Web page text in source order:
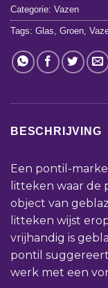
Categorie: Vazen
Tags: Glas Groen
BESCHRIJVING
Een pontil-
litteken waar de
object van
litteken wijst
vrijhandig is
pontil
werk met een